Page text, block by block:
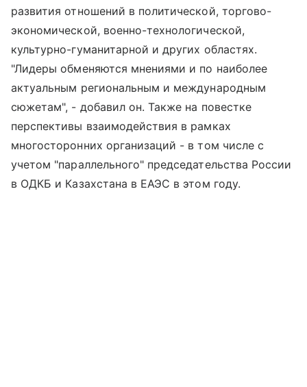
развития отношений в политической, торгово-
экономической, военно-технологической,
культурно-гуманитарной и других областях.
"Лидеры обменяются мнениями и по наиболее
актуальным региональным и международным
сюжетам", - добавил он. Также на повестке
перспективы взаимодействия в рамках
многосторонних организаций - в том числе с
учетом "параллельного" председательства России
в ОДКБ и Казахстана в ЕАЭС в этом году.